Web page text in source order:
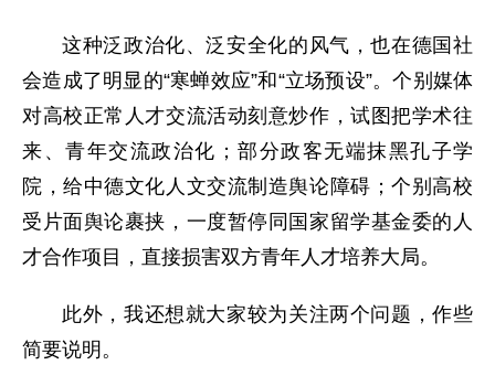
这种泛政治化、泛安全化的风气，也在德国社
会造成了明显的“寒蝉效应”和“立场预设”。个别媒体
对高校正常人才交流活动刻意炒作，试图把学术往
来、青年交流政治化；部分政客无端抹黑孔子学
院，给中德文化人文交流制造舆论障碍；个别高校
受片面舆论裹挟，一度暂停同国家留学基金委的人
才合作项目，直接损害双方青年人才培养大局。
此外，我还想就大家较为关注两个问 题，作些
简要说明 。